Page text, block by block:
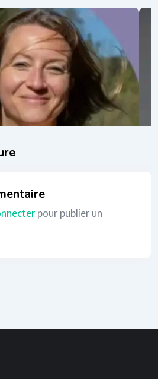
naturelles
pour publier un